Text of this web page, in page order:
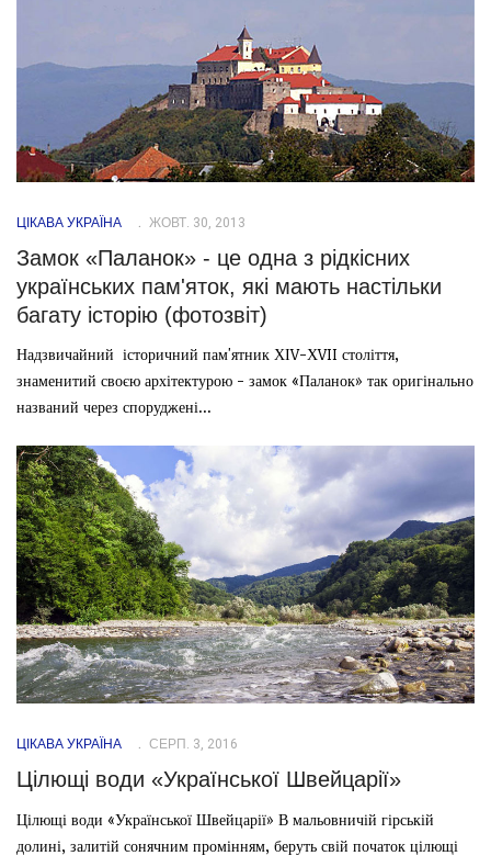
ЦІКАВА УКРАЇНА ЖОВТ. 30, 2013
Замок «Паланок» - це одна з рідкісних
українських пам'яток, які мають настільки
багату історію (фотозвіт)
Надзвичайний історичний пам'ятник ХІV-ХVII століття,
знаменитий своєю архітектурою - замок «Паланок» так оригінально
названий через споруджені...
ЦІКАВА УКРАЇНА СЕРП. 3, 2016
Цілющі води «Української Швейцарії»
Цілющі води «Української Швейцарії» В мальовничій гірській
долині, залитій сонячним промінням, беруть свій початок цілющі